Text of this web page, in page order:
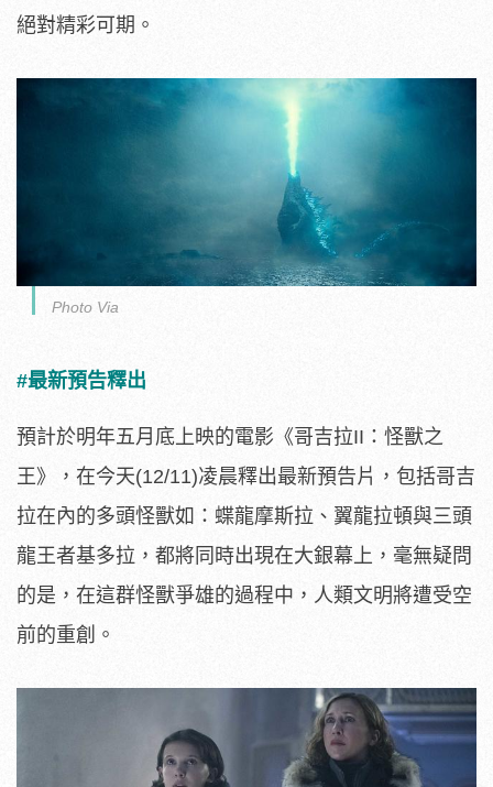
絕對精彩可期。
Photo Via
#最新預告釋出
預計於明年五月底上映的電影《哥吉拉II：怪獸之
王》，在今天(12/11)凌晨釋出最新預告片，包括哥吉
拉在內的多頭怪獸如：蝶龍摩斯拉、翼龍拉頓與三頭
龍王者基多拉，都將同時出現在大銀幕上，毫無疑問
的是，在這群怪獸爭雄的過程中，人類文明將遭受空
前的重創。